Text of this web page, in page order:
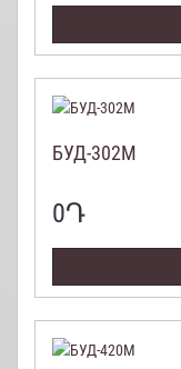
БУД-302М
0Դ